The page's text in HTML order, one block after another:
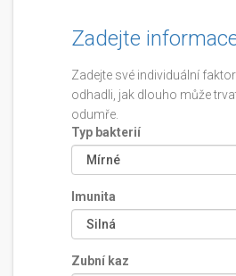
Zadejte
Zadejte své individuální
odhadli, jak dlouho může
odumře.
Typ bakterií
Imunita
Zubní kaz